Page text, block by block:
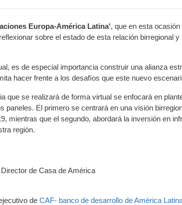
Europa-América Latina', que en esta
sobre el estado de esta relación birregional
es de especial importancia construir una alianza
hacer frente a los desafíos que este nuevo
que se realizará de forma virtual se enfocará en
paneles. El primero se centrará en una visión
mientras que el segundo, abordará la inversión en
región.
de Casa de América
de CAF- banco de desarrollo de América